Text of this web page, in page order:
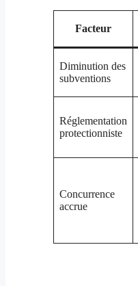
Facteur
Diminution des
subventions
Réglementation
protectionniste
Concurrence
accrue